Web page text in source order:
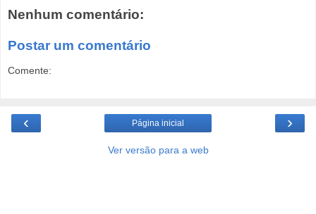
Nenhum comentário:
Postar um comentário
Comente:
‹ ›
Página inicial
Ver versão para a web